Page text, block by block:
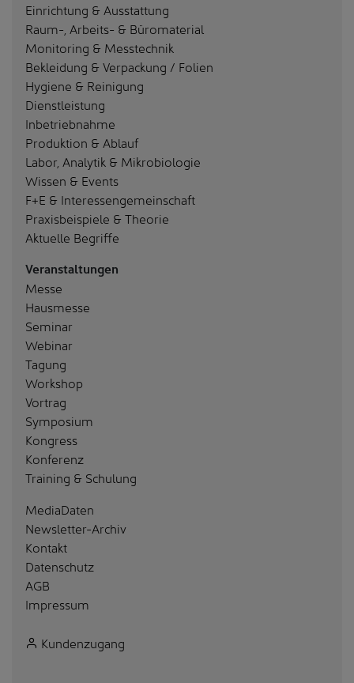
Einrichtung & Ausstattung
Raum-, Arbeits- & Büromaterial
Monitoring & Messtechnik
Bekleidung & Verpackung / Folien
Hygiene & Reinigung
Dienstleistung
Inbetriebnahme
Produktion & Ablauf
Labor, Analytik & Mikrobiologie
Wissen & Events
F+E & Interessengemeinschaft
Praxisbeispiele & Theorie
Aktuelle Begriffe
Veranstaltungen
Messe
Hausmesse
Seminar
Webinar
Tagung
Workshop
Vortrag
Symposium
Kongress
Konferenz
Training & Schulung
MediaDaten
Newsletter-Archiv
Kontakt
Datenschutz
AGB
Impressum
Kundenzugang